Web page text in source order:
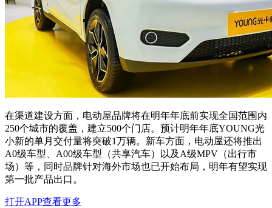
在渠道建设方面，电动屋品牌将在明年年底前实现全国范围内
250个城市的覆盖，建立500个门店。预计明年年底YOUNG光
小新的单月交付量将突破1万辆。新车方面，电动屋还将推出
A0级车型、A00级车型（共享汽车）以及A级MPV（出行市
场）等，同时品牌针对海外市场也已开始布局，明年有望实现
第一批产品出口。
打开APP查看更多